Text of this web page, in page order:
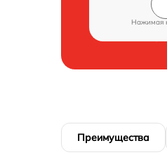
Нажимая
Преимущества